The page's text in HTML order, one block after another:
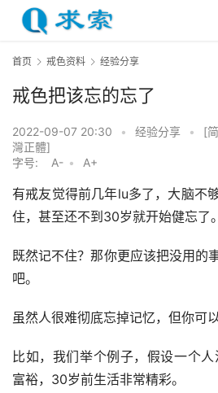
首页 戒色资料 经验分享
戒色把该忘的忘了
2022-09-07 20:30 • 经验分享 • [
灣正體]
字号:
A- • A+
有戒友觉得前几年lu多了，大脑不
住，甚至还不到30岁就开始健忘了。
既然记不住？那你更应该把没用的
吧。
虽然人很难彻底忘掉记忆，但你可
比如，我们举个例子，假设一个
富裕，30岁前生活非常精彩。